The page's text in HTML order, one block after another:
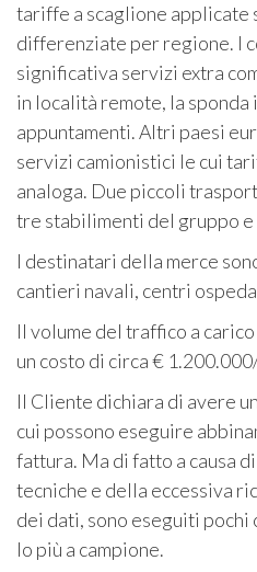
tariffe a scaglione applicate
differenziate per regione. I
significativa servizi extra
in località remote, la
appuntamenti. Altri paesi
servizi camionistici le cui
analoga. Due piccoli
tre stabilimenti del gruppo
I destinatari della merce
cantieri navali, centri
Il volume del traffico a
un costo di circa €
Il Cliente dichiara di avere
cui possono eseguire
fattura. Ma di fatto a causa
tecniche e della eccessiva
dei dati, sono eseguiti
lo più a campione.